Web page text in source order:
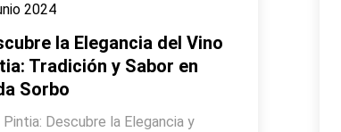
2024
la Elegancia del Vino
Tradición y Sabor en
Sorbo
Pintia: Descubre la Elegancia y